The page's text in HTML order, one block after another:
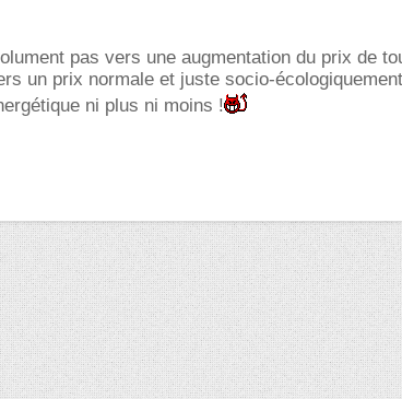
pas vers une augmentation du prix de
un prix normale et juste socio-
ni plus ni moins !